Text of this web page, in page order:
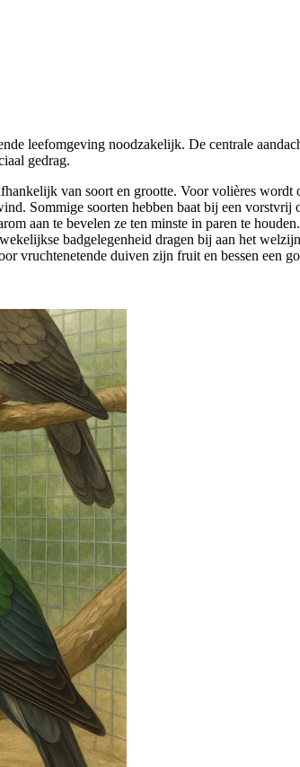
leefomgeving noodzakelijk. De centrale
gedrag.
van soort en grootte. Voor volières wordt
Sommige soorten hebben baat bij een
aan te bevelen ze ten minste in paren te
badgelegenheid dragen bij aan het
vruchtenetende duiven zijn fruit en bessen een